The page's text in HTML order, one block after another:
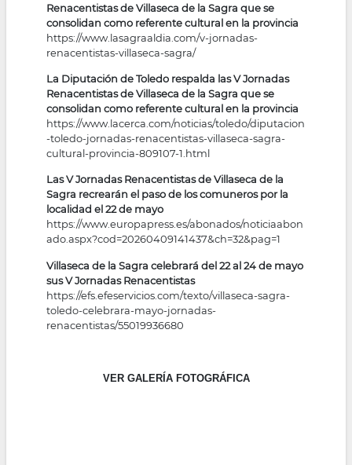
Renacentistas de Villaseca de la Sagra que se
consolidan como referente cultural en la provincia
https://www.lasagraaldia.com/v-jornadas-
renacentistas-villaseca-sagra/
La Diputación de Toledo respalda las V Jornadas
Renacentistas de Villaseca de la Sagra que se
consolidan como referente cultural en la provincia
https://www.lacerca.com/noticias/toledo/diputacion
-toledo-jornadas-renacentistas-villaseca-sagra-
cultural-provincia-809107-1.html
Las V Jornadas Renacentistas de Villaseca de la
Sagra recrearán el paso de los comuneros por la
localidad el 22 de mayo
https://www.europapress.es/abonados/noticiaabon
ado.aspx?cod=20260409141437&ch=32&pag=1
Villaseca de la Sagra celebrará del 22 al 24 de mayo
sus V Jornadas Renacentistas
https://efs.efeservicios.com/texto/villaseca-sagra-
toledo-celebrara-mayo-jornadas-
renacentistas/55019936680
VER GALERÍA FOTOGRÁFICA